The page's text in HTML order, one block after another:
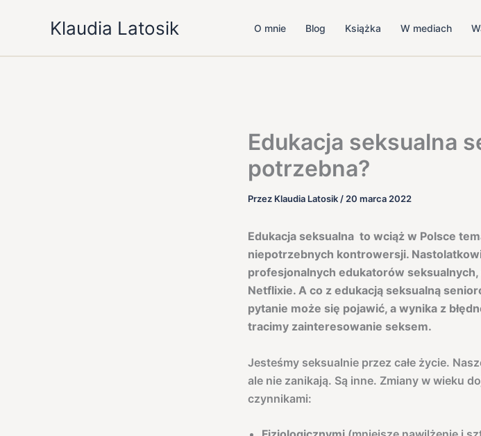
Klaudia Latosik O mnie Blog Książka W mediach
Edukacja seksualna
potrzebna?
Przez Klaudia Latosik / 20 marca 2022
Edukacja seksualna to wciąż w Polsce
niepotrzebnych kontrowersji.
profesjonalnych edukatorów
Netflixie. A co z edukacją seksualną
pytanie może się pojawić, a wynika z
tracimy zainteresowanie seksem.
Jesteśmy seksualnie przez całe życie.
ale nie zanikają. Są inne. Zmiany w wieku
czynnikami: